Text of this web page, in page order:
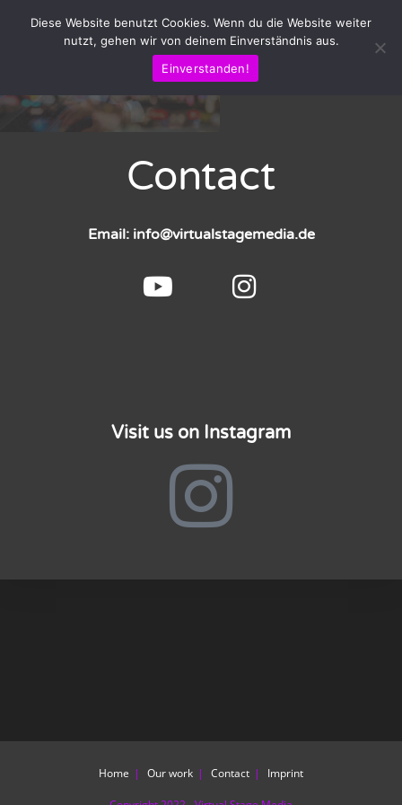
Contact
Email: info@virtualstagemedia.de
Visit us on Instagram
Home Our work Contact Imprint
Diese Website benutzt Cookies. Wenn du die Website weiter
nutzt, gehen wir von deinem Einverständnis aus.
Einverstanden!